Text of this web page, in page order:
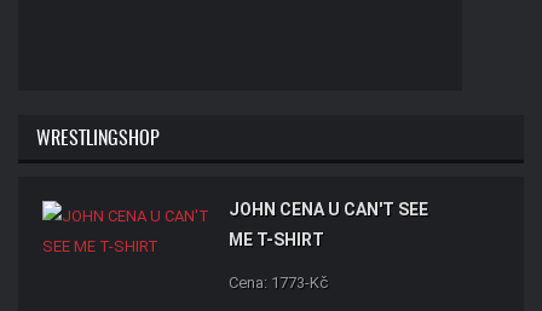
WRESTLINGSHOP
JOHN CENA U CAN'T SEE
ME T-SHIRT
Cena: 1773-Kč